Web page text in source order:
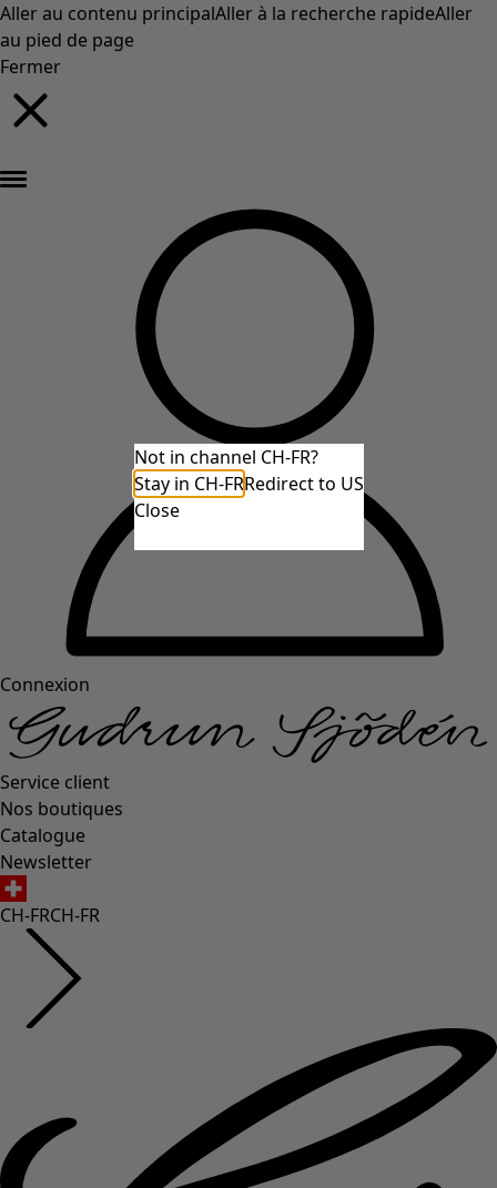
Aller au contenu principalAller à la recherche rapideAller
au pied de page
Fermer
Connexion
Service client
Nos boutiques
Catalogue
Newsletter
CH-FRCH-FR
Not in channel CH-FR?
Stay in CH-FRRedirect to US
Close